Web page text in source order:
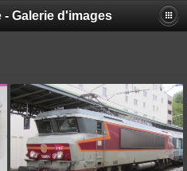
Galerie d'images